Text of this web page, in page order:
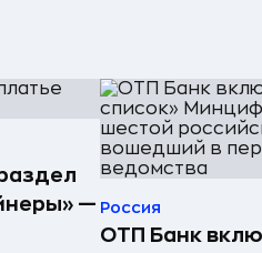
— Россия
ОТП Банк